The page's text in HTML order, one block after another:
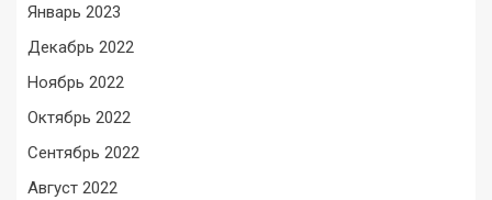
Январь 2023
Декабрь 2022
Ноябрь 2022
Октябрь 2022
Сентябрь 2022
Август 2022